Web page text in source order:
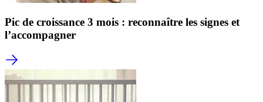
Pic de croissance 3 mois : reconnaître les signes et
l’accompagner